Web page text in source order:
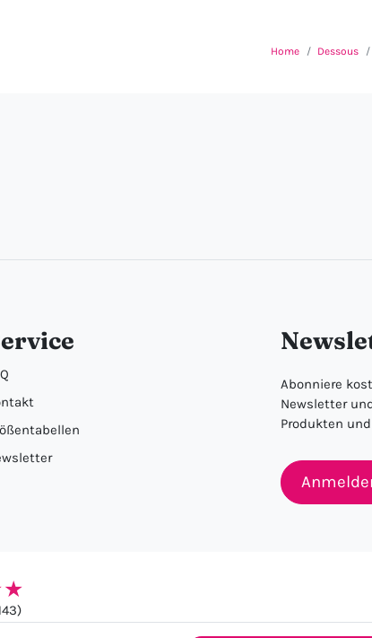
Home Dessous
Abonniere
Newsletter
Produkten